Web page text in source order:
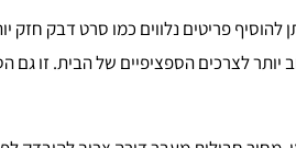
פריטים נלווים כמו סרט דבק חזק
לצרכים הספציפיים של הבית. זו גם